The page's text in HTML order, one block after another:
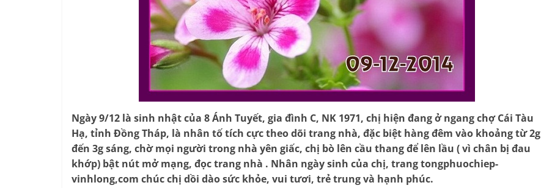
Ngày 9/12 là sinh nhật của 8 Ánh Tuyết, gia đình C, NK 1971, chị hiện đang ở ngang chợ Cái Tàu
Hạ, tỉnh Đồng Tháp, là nhân tố tích cực theo dõi trang nhà, đặc biệt hàng đêm vào khoảng từ 2g
đến 3g sáng, chờ mọi người trong nhà yên giấc, chị bò lên cầu thang để lên lầu ( vì chân bị đau
khớp) bật nút mở mạng, đọc trang nhà . Nhân ngày sinh của chị, trang tongphuochiep-
vinhlong,com chúc chị dồi dào sức khỏe, vui tươi, trẻ trung và hạnh phúc.